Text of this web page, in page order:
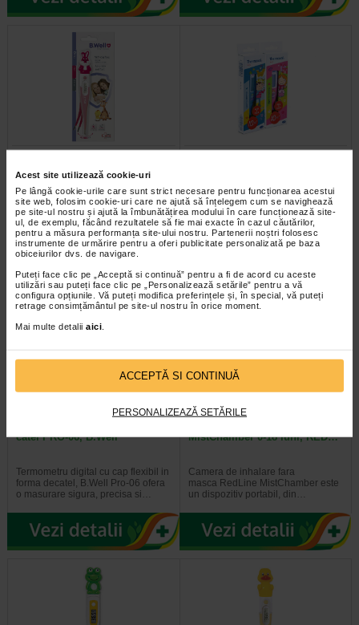
Acest site utilizează cookie-uri
Pe lângă cookie-urile care sunt strict necesare pentru funcționarea acestui
site web, folosim cookie-uri care ne ajută să înțelegem cum se navighează
pe site-ul nostru și ajută la îmbunătățirea modului în care funcționează site-
ul, de exemplu, făcând rezultatele să fie mai exacte în cazul căutărilor,
pentru a măsura performanța site-ului nostru. Partenerii noștri folosesc
instrumente de urmărire pentru a oferi publicitate personalizată pe baza
obiceiurilor dvs. de navigare.
Puteți face clic pe „Acceptă si continuă” pentru a fi de acord cu aceste
utilizări sau puteți face clic pe „Personalizează setările” pentru a vă
configura opțiunile. Vă puteți modifica preferințele și, în special, vă puteți
retrage consimțământul pe site-ul nostru în orice moment.
Mai multe detalii aici
ACCEPTĂ SI CONTINUĂ
PERSONALIZEAZĂ SETĂRILE
iepuras WT-06, B.Well
Termometru digital cu cap flexibil in
forma de iepuras, B.Well Pro-06
ofera o masurare sigura, precisa…
Harmann Thermoval Rapid Kids
este un termometru digital cu timp
scurt de masurare a temperaturii…
catel PRO-06, B.Well
Termometru digital cu cap flexibil in
forma decatel, B.Well Pro-06 ofera
o masurare sigura, precisa si…
MistChamber 0-18 luni, RED…
Camera de inhalare fara
masca RedLine MistChamber este
un dispozitiv portabil, din…